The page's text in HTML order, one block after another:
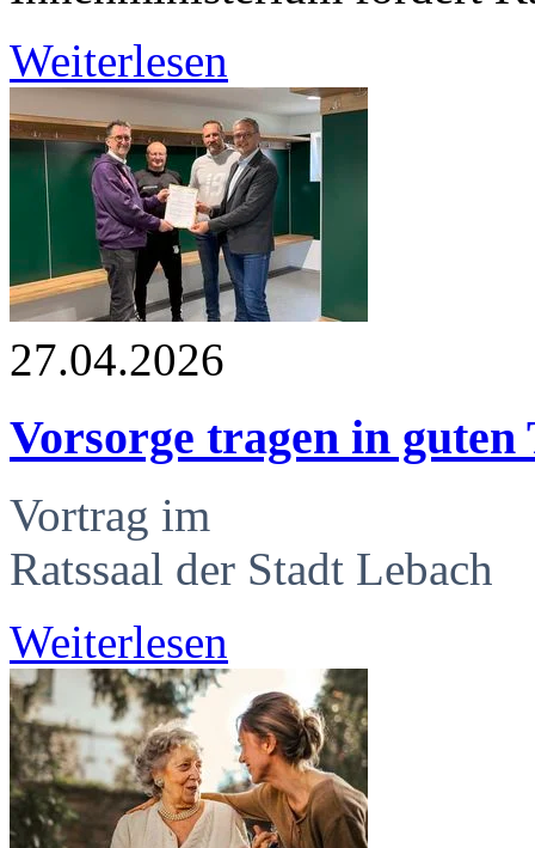
Weiterlesen
27.04.2026
Vorsorge tragen in guten
Vortrag im
Ratssaal der Stadt Lebach
Weiterlesen